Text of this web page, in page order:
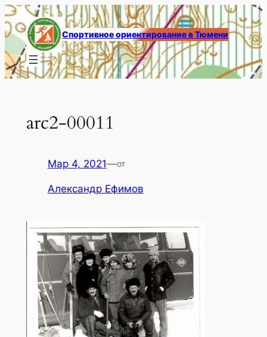
Перейти
к
содержимому
Спортивное ориентирование в Тюмени
arc2-00011
Мар 4, 2021—от
Александр Ефимов